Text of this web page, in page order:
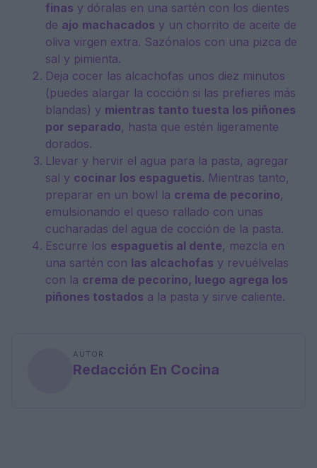
finas y dóralas en una sartén con los dientes
de ajo machacados y un chorrito de aceite de
oliva virgen extra. Sazónalos con una pizca de
sal y pimienta.
Deja cocer las alcachofas unos diez minutos
(puedes alargar la cocción si las prefieres más
blandas) y mientras tanto tuesta los piñones
por separado, hasta que estén ligeramente
dorados.
Llevar y hervir el agua para la pasta, agregar
sal y cocinar los espaguetis. Mientras tanto,
preparar en un bowl la crema de pecorino,
emulsionando el queso rallado con unas
cucharadas del agua de cocción de la pasta.
Escurre los espaguetis al dente, mezcla en
una sartén con las alcachofas y revuélvelas
con la crema de pecorino, luego agrega los
piñones tostados a la pasta y sirve caliente.
AUTOR
Redacción En Cocina